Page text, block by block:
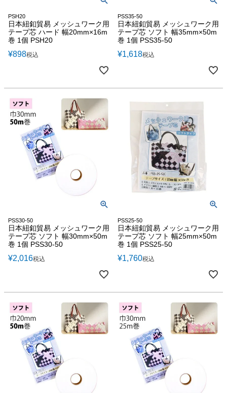
PSH20
日本紐釦貿易 メッシュワーク用
テープ芯 ハード 幅20mm×16m
巻 1個 PSH20
¥898税込
PSS35-50
日本紐釦貿易 メッシュワーク用
テープ芯 ソフト 幅35mm×50m
巻 1個 PSS35-50
¥1,618税込
PSS30-50
日本紐釦貿易 メッシュワーク用
テープ芯 ソフト 幅30mm×50m
巻 1個 PSS30-50
¥2,016税込
PSS25-50
日本紐釦貿易 メッシュワーク用
テープ芯 ソフト 幅25mm×50m
巻 1個 PSS25-50
¥1,760税込